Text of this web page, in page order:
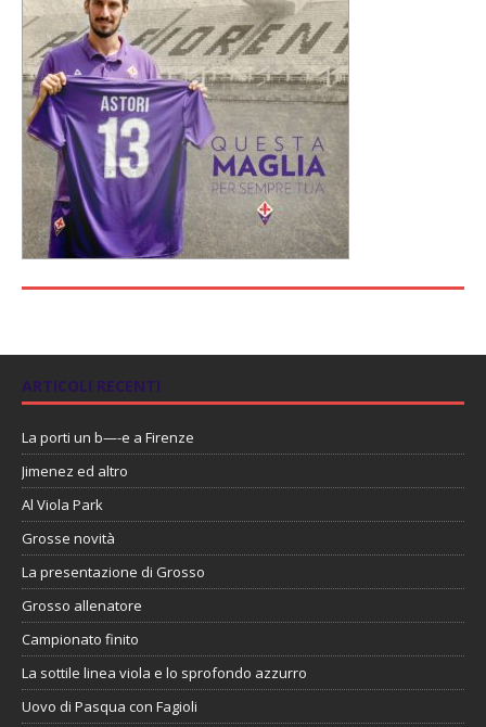
ARTICOLI RECENTI
La porti un b—-e a Firenze
Jimenez ed altro
Al Viola Park
Grosse novità
La presentazione di Grosso
Grosso allenatore
Campionato finito
La sottile linea viola e lo sprofondo azzurro
Uovo di Pasqua con Fagioli